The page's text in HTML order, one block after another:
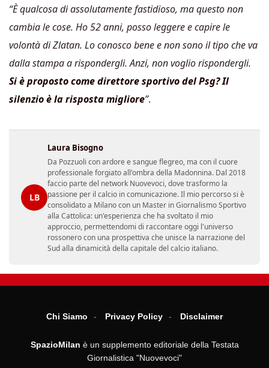
“È qualcosa di assolutamente fastidioso, ma questo non
cambia le cose. Ho 52 anni, posso leggere e capire le
volontà di Zlatan. Lo conosco bene e non sono il tipo che va
dalla stampa a rispondergli. Anzi, non voglio rispondergli.
Si è proposto come direttore sportivo del Psg? Il
silenzio è la risposta migliore”.
LB
Laura Bisogno
Da Pozzuoli con ardore e sangue flegreo, ma con il cuore
professionale forgiato all'ombra della Madonnina. Dal 2018
faccio parte del network Nuovevoci, dove trasformo la
passione per il calcio in comunicazione. Il mio percorso si è
consolidato a Milano con un Master in Giornalismo Sportivo
alla Cattolica: un'esperienza che ha svoltato il mio
approccio, permettendomi di raccontare oggi l'universo
rossonero con una prospettiva che unisce la narrazione del
Sud alla dinamicità della capitale del calcio italiano.
Chi Siamo Privacy Policy Disclaimer
SpazioMilan è un supplemento editoriale della Testata
Giornalistica "Nuovevoci"